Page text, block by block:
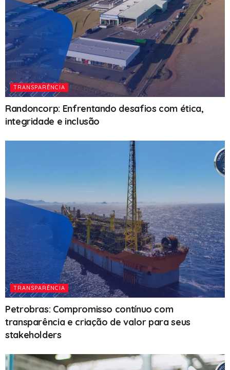
TRANSPARÊNCIA
Randoncorp: Enfrentando desafios com ética,
integridade e inclusão
TRANSPARÊNCIA
Petrobras: Compromisso contínuo com
transparência e criação de valor para seus
stakeholders